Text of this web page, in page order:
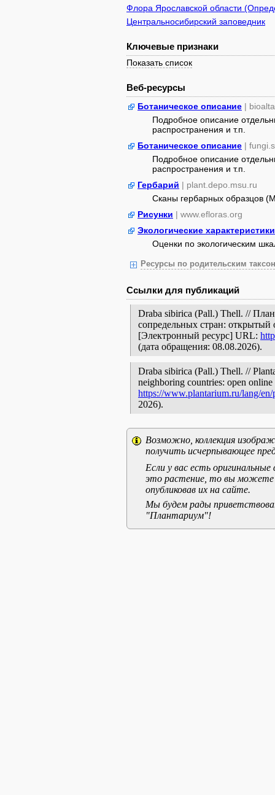
Флора Ярославской области
Центральносибирский заповедник
Ключевые признаки
Показать список
Веб-ресурсы
Ботаническое описание |
Подробное описание
распространения и т.п.
Ботаническое описание |
Подробное описание
распространения и т.п.
Гербарий | plant.depo.msu.ru
Сканы гербарных образцов
Рисунки | www.efloras.org
Экологические характеристики
Оценки по экологическим
Ресурсы по родительским
Ссылки для публикаций
Draba sibirica (Pall.) Thell. //
сопредельных стран: открытый
[Электронный ресурс] URL:
(дата обращения: 08.08.2026).
Draba sibirica (Pall.) Thell. //
neighboring countries: open
https://www.plantarium.ru/lang/
2026).
Возможно, коллекция
получить исчерпывающее
Если у вас есть
это растение, то вы можете
опубликовав их на сайте.
Мы будем рады
"Плантариум"!